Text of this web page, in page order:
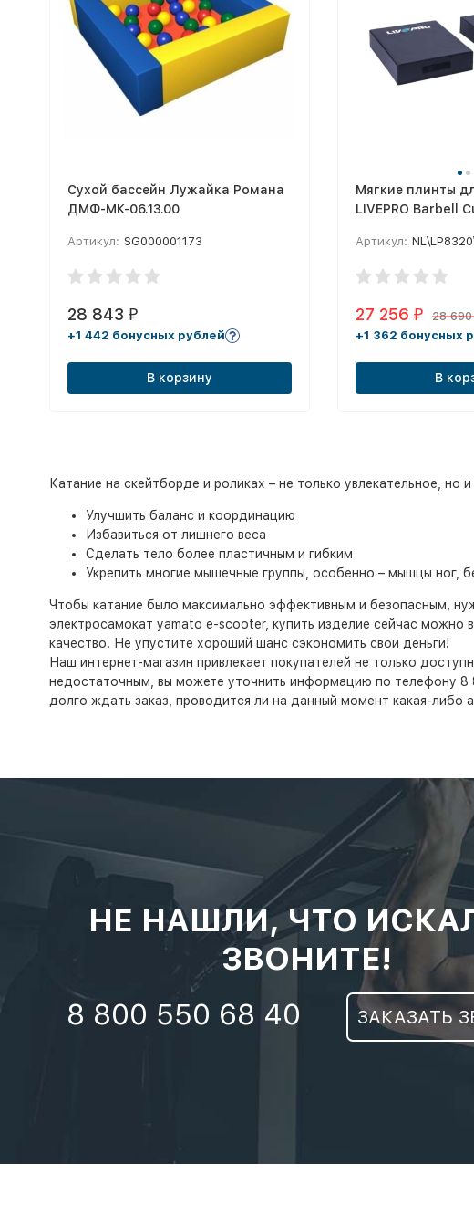
Сухой бассейн Лужайка Романа
ДМФ-МК-06.13.00
Артикул: SG000001173
28 843 ₽
+1 442 бонусных рублей
В корзину
Мягкие плинты
LIVEPRO Barbell
Артикул:
27 256₽ 28
+1 362 бонусных
В
Катание на скейтборде и роликах – не только увлекательное,
Улучшить баланс и координацию
Избавиться от лишнего веса
Сделать тело более пластичным и гибким
Укрепить многие мышечные группы, особенно – мышцы ног,
Чтобы катание было максимально эффективным и безопасным,
электросамокат yamato e-scooter, купить изделие сейчас можно
качество. Не упустите хороший шанс сэкономить свои деньги!
Наш интернет-магазин привлекает покупателей не только
недостаточным, вы можете уточнить информацию по телефону
долго ждать заказ, проводится ли на данный момент какая-
НЕ НАШЛИ, ЧТО
ЗВОНИТЕ!
8 800 550 68 40 ЗАКАЗАТЬ